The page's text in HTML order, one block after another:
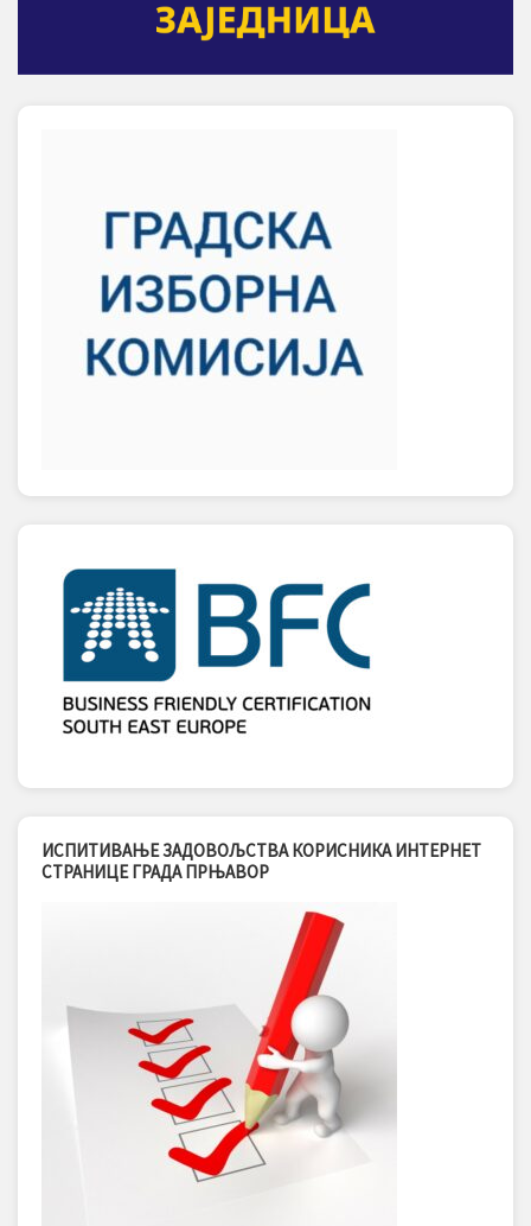
ИСПИТИВАЊЕ ЗАДОВОЉСТВА КОРИСНИКА ИНТЕРНЕТ
СТРАНИЦЕ ГРАДА ПРЊАВОР